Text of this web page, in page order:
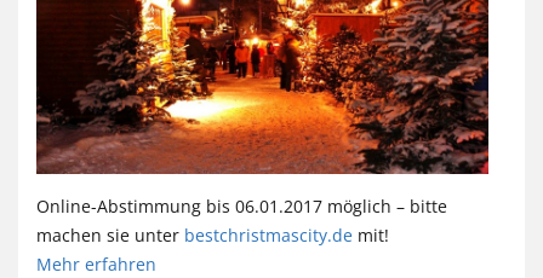
Online-Abstimmung bis 06.01.2017 möglich – bitte
machen sie unter bestchristmascity.de mit!
Mehr erfahren